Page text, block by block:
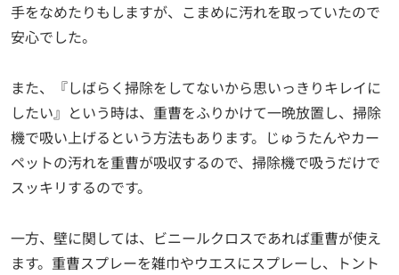
手をなめたりもしますが、こまめに汚れを取っていたので
安心でした。
また、『しばらく掃除をしてないから思いっきりキレイに
したい』という時は、重曹をふりかけて一晩放置し、掃除
機で吸い上げるという方法もあります。じゅうたんやカー
ペットの汚れを重曹が吸収するので、掃除機で吸うだけで
スッキリするのです。
一方、壁に関しては、ビニールクロスであれば重曹が使え
ます。重曹スプレーを雑巾やウエスにスプレーし、トント